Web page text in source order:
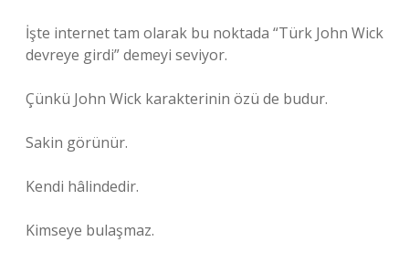
İşte internet tam olarak bu noktada “Türk John Wick
devreye girdi” demeyi seviyor.
Çünkü John Wick karakterinin özü de budur.
Sakin görünür.
Kendi hâlindedir.
Kimseye bulaşmaz.